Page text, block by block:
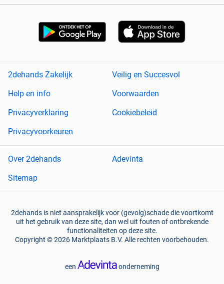
2dehands Zakelijk
Veilig en Succesvol
Help en info
Voorwaarden
Privacyverklaring
Cookiebeleid
Privacyvoorkeuren
Over 2dehands
Adevinta
Sitemap
2dehands is niet aansprakelijk voor (gevolg)schade die voortkomt
uit het gebruik van deze site, dan wel uit fouten of ontbrekende
functionaliteiten op deze site.
Copyright © 2026 Marktplaats B.V. Alle rechten voorbehouden.
een onderneming